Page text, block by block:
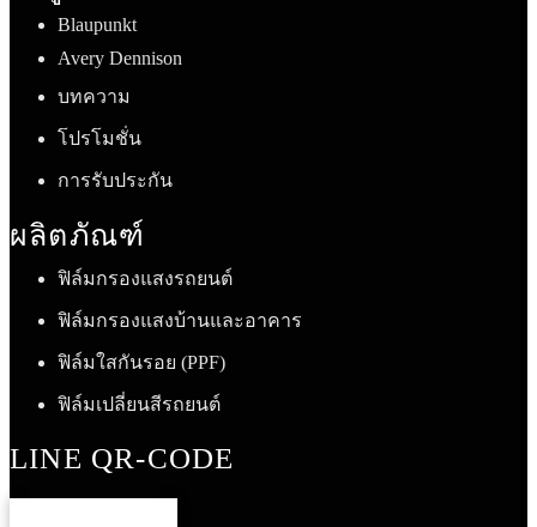
Blaupunkt
Avery Dennison
บทความ
โปรโมชั่น
การรับประกัน
ผลิตภัณฑ์
ฟิล์มกรองแสงรถยนต์
ฟิล์มกรองแสงบ้านและอาคาร
ฟิล์มใสกันรอย (PPF)
ฟิล์มเปลี่ยนสีรถยนต์
LINE QR-CODE